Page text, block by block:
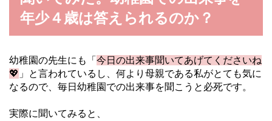
年少４歳は答えられるのか？
幼稚園の先生にも「 今日の出来事聞いてあげてくださいね
💖 」と言われているし、何より母親である私がとても気に
なるので、毎日幼稚園での出来事を聞こうと必死です。
実際に聞いてみると、